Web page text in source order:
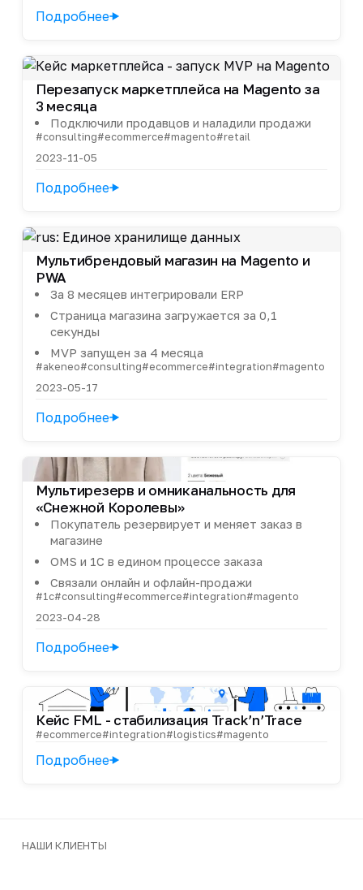
Подробнее
Перезапуск маркетплейса на Magento за
3 месяца
Подключили продавцов и наладили продажи
#consulting#ecommerce#magento#retail
2023-11-05
Подробнее
Мультибрендовый магазин на Magento и
PWA
За 8 месяцев интегрировали ERP
Страница магазина загружается за 0,1
секунды
MVP запущен за 4 месяца
#akeneo#consulting#ecommerce#integration#magento
2023-05-17
Подробнее
Мультирезерв и омниканальность для
«Снежной Королевы»
Покупатель резервирует и меняет заказ в
магазине
OMS и 1С в едином процессе заказа
Связали онлайн и офлайн-продажи
#1c#consulting#ecommerce#integration#magento
2023-04-28
Подробнее
Кейс FML - стабилизация Track’n’Trace
#ecommerce#integration#logistics#magento
Подробнее
НАШИ КЛИЕНТЫ